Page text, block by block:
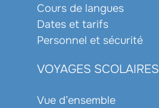
Cours de langues
Dates et tarifs
Personnel et sécurité
VOYAGES SCOLAIRES
Vue d’ensemble